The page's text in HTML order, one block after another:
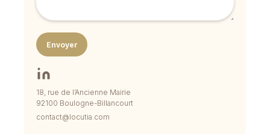
18, rue de l’Ancienne Mairie
92100 Boulogne-Billancourt
contact@locutia.com